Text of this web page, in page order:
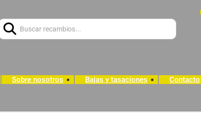
Sobre nosotros Bajas y tasaciones Contacto